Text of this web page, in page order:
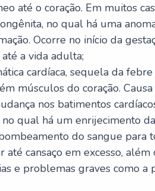
até o coração. Em muitos
no qual há uma
Ocorre no início da
a vida adulta;
cardíaca, sequela da
músculos do coração.
nos batimentos
qual há um enrijecimento
do sangue para
até cansaço em excesso,
e problemas graves como a